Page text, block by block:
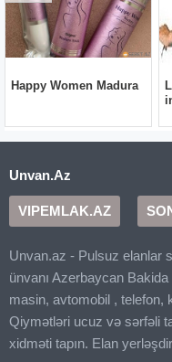
Unvan.Az
VIPEMLAK.AZ
Unvan.az - Pulsuz elanlar
ünvanı Azerbaycan
masin, avtomobil , telefon,
Qiymətləri ucuz və sərfəli
xidməti tapın. Elan